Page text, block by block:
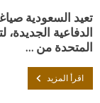
تعيد السعودية
الدفاعية الجديدة،
المتحدة من …
اقرأ المزيد